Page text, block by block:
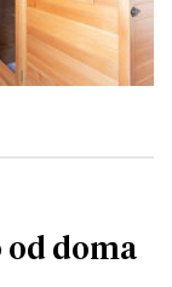
od doma